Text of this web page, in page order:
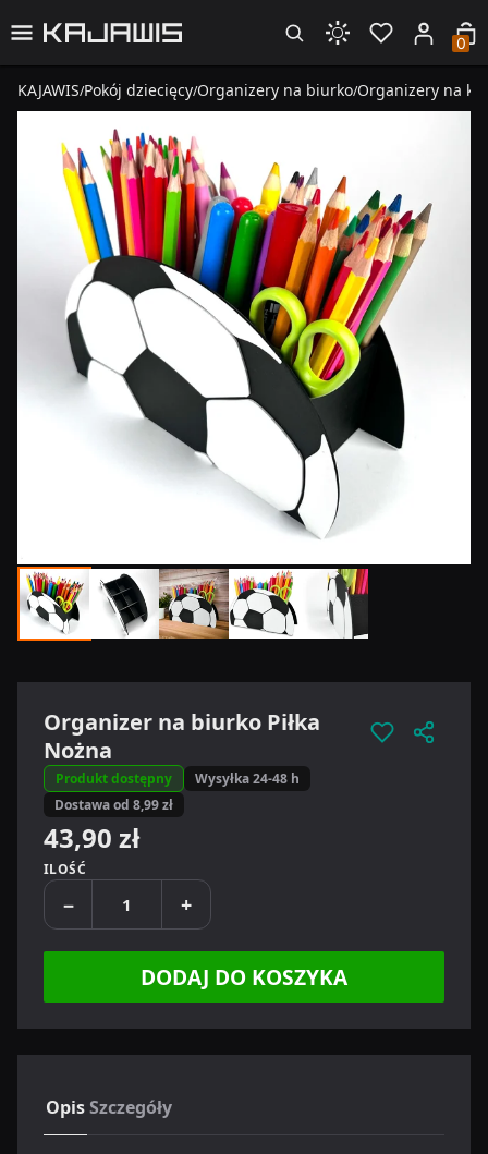
0
KAJAWIS/Pokój dziecięcy/Organizery na biurko/Organizery na
Organizer na biurko Piłka
Nożna
Produkt dostępny
Wysyłka 24-48 h
Dostawa od 8,99 zł
43,90 zł
ILOŚĆ
− +
DODAJ DO KOSZYKA
OpisSzczegóły